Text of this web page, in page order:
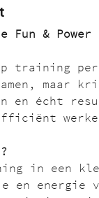
Fun &
training
maar
en écht
in een
en energie